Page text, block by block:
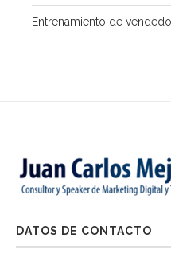
Entrenamiento de
DATOS DE CONTACTO